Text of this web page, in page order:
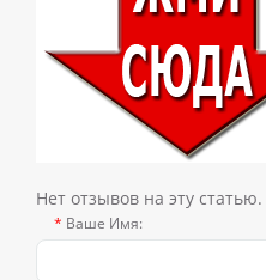
Нет отзывов на эту статью.
Ваше Имя: